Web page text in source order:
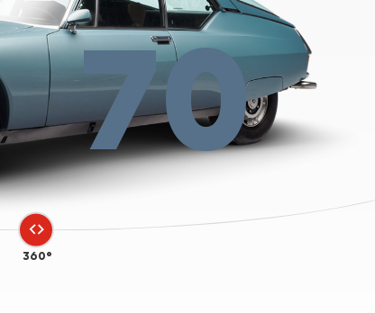
70
360°